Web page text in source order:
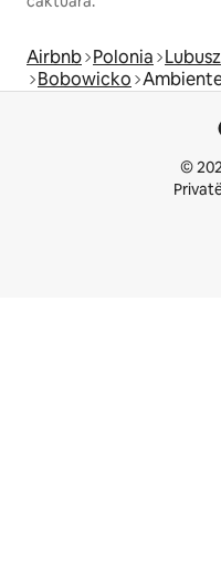
Airbnb Polonia Lubusz
Bobowicko
©